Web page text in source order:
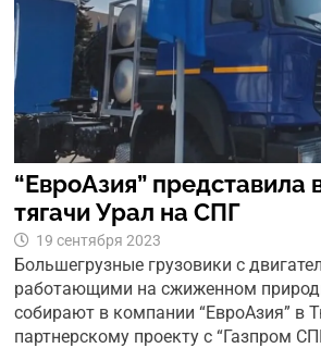
“ЕвроАзия” представила
тягачи Урал на СПГ
19 сентября 2023
Большегрузные грузовики с
работающими на сжиженном
собирают в компании “ЕвроАзия” в
партнерскому проекту с “Газпром